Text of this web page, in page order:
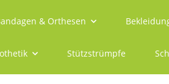
& Orthesen
Stützstrümpfe